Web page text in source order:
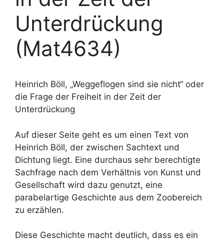
Unterdrückung
(Mat4634)
Heinrich Böll, „Weggeflogen sind sie nicht“ oder
die Frage der Freiheit in der Zeit der
Unterdrückung
Auf dieser Seite geht es um einen Text von
Heinrich Böll, der zwischen Sachtext und
Dichtung liegt. Eine durchaus sehr berechtigte
Sachfrage nach dem Verhältnis von Kunst und
Gesellschaft wird dazu genutzt, eine
parabelartige Geschichte aus dem Zoobereich
zu erzählen.
Diese Geschichte macht deutlich, dass es ein